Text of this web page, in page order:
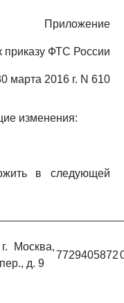
Приложение
приказу ФТС России
марта 2016 г. N 610
изменения:
в следующей
Москва,
д. 9
7729405872